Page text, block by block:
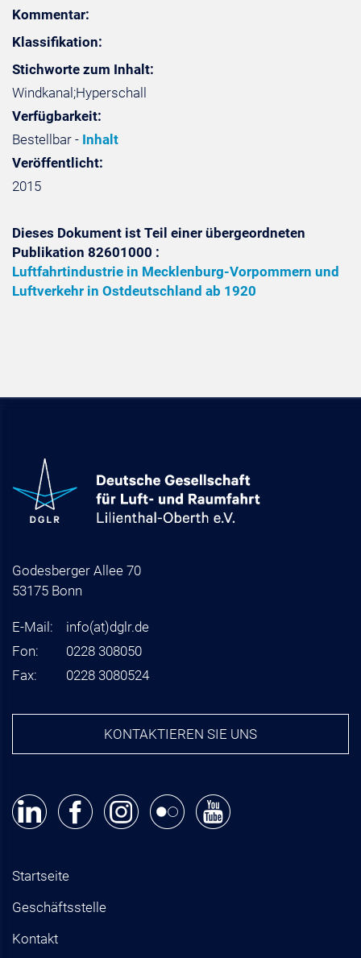
Kommentar:
Klassifikation:
Stichworte zum Inhalt:
Windkanal;Hyperschall
Verfügbarkeit:
Bestellbar - Inhalt
Veröffentlicht:
2015
Dieses Dokument ist Teil einer übergeordneten
Publikation 82601000 :
Luftfahrtindustrie in Mecklenburg-Vorpommern und
Luftverkehr in Ostdeutschland ab 1920
Godesberger Allee 70
53175 Bonn
E-Mail: info(at)dglr.de
Fon:
0228 308050
Fax:
0228 3080524
KONTAKTIEREN SIE UNS
Startseite
Geschäftsstelle
Kontakt